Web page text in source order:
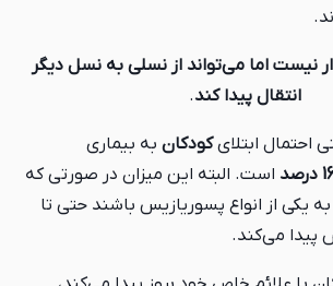
نیست اما می‌تواند از نسلی به نسل دیگر
انتقال پیدا کند.
احتمال ابتلایکودکان به بیماری
است. البته این میزان در صورتی که
یکی از انواع پسوریازیس باشند حتی تا